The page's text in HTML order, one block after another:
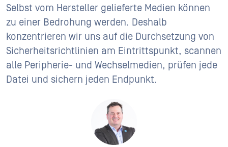
Selbst vom Hersteller gelieferte Medien können
zu einer Bedrohung werden. Deshalb
konzentrieren wir uns auf die Durchsetzung von
Sicherheitsrichtlinien am Eintrittspunkt, scannen
alle Peripherie- und Wechselmedien, prüfen jede
Datei und sichern jeden Endpunkt.